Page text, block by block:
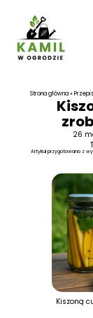
Strona główna»
26
Artykuł przygotowano z
Kiszoną